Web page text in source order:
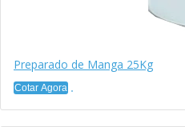
Preparado de Manga 25Kg
Cotar Agora